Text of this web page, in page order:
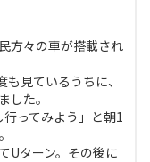
方々の車が搭載され
見ているうちに、
した。
ってみよう」と朝1
Uターン。その後に